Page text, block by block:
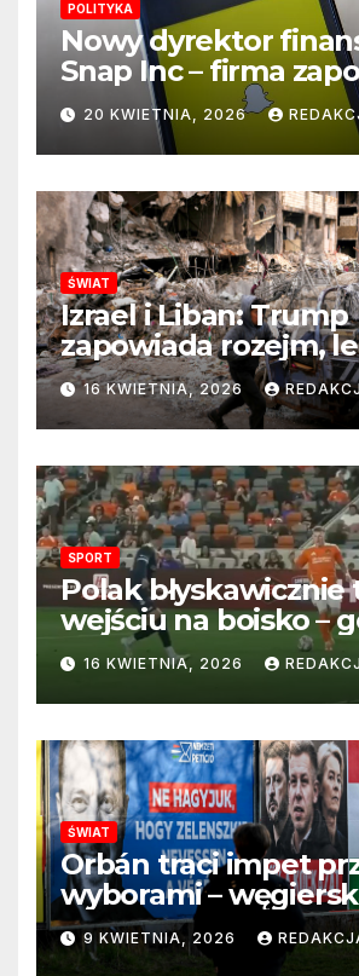
POLITYKA
Nowy dyrektor
Snap Inc – firma
zmianę na
stanowisku
20 KWIETNIA, 2026
ŚWIAT
Izrael i Liban: Trump
zapowiada rozejm,
perspektywa
wojny wciąż odległa
16 KWIETNIA, 2026
SPORT
Polak błyskawicznie
wejściu na boisko –
22 sekundach!
16 KWIETNIA, 2026
ŚWIAT
Orbán traci impet
wyborami –
propaganda
przekonywać
9 KWIETNIA, 2026